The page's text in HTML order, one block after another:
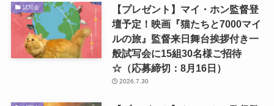
試写会
【プレゼント】マイ・ホン監督登
壇予定！映画『猫たちと7000マイ
ルの旅』監督来日舞台挨拶付き一
般試写会に15組30名様ご招待
☆（応募締切：8月16日）
2026.7.30